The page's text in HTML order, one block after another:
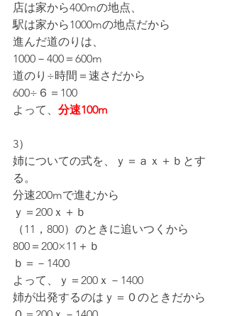
店は家から400mの地点、
駅は家から1000mの地点だから
進んだ道のりは、
1000－400＝600m
道のり÷時間＝速さだから
600÷６＝100
よって、 分速100m
3）
姉についての式を、ｙ＝ａｘ＋ｂとす
る。
分速200mで進むから
ｙ＝200ｘ＋ｂ
（11，800）のときに追いつくから
800＝200×11＋ｂ
ｂ＝－1400
よって、ｙ＝200ｘ－1400
姉が出発するのはｙ＝０のときだから